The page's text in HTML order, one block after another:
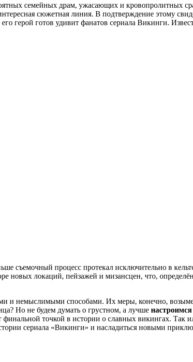
семейных драм, ужасающих и кровопролитных
сюжетная линия. В подтверждение этому
герой готов удивит фанатов сериала Викинги.
съемочный процесс протекал исключительно в
новых локаций, пейзажей и мизансцен, что,
и немыслимыми способами. Их меры, конечно,
Но не будем думать о грустном, а лучше
финальной точкой в истории о славных викингах. Так
сериала «Викинги» и насладиться новыми